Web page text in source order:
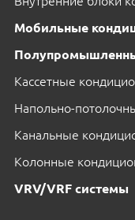
Мобильные
Кассетные
Напольно-
Канальные
Колонные
VRV/VRF системы